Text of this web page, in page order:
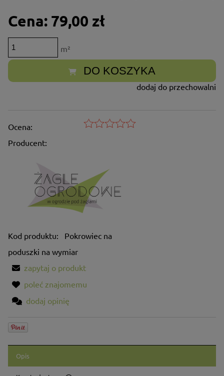
Cena: 79,00 zł
m²
DO KOSZYKA
dodaj do przechowalni
Ocena:
Producent:
Kod produktu:
Pokrowiec na
poduszki na wymiar
zapytaj o produkt
poleć znajomemu
dodaj opinię
Opis